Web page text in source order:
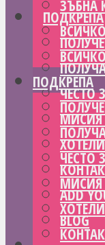
ПОДКРЕПА
ЧЕСТО
МИСИЯ
ADD
BLOG
ЗЪБНА
ПОДКРЕПА
ЧЕСТО
МИСИЯ